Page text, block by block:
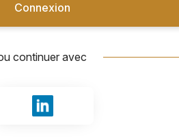
Connexion
continuer avec
Se connecter avec LinkedIn